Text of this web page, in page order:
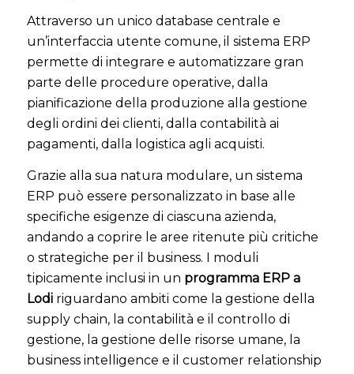
Attraverso un unico database centrale e
un’interfaccia utente comune, il sistema ERP
permette di integrare e automatizzare gran
parte delle procedure operative, dalla
pianificazione della produzione alla gestione
degli ordini dei clienti, dalla contabilità ai
pagamenti, dalla logistica agli acquisti.
Grazie alla sua natura modulare, un sistema
ERP può essere personalizzato in base alle
specifiche esigenze di ciascuna azienda,
andando a coprire le aree ritenute più critiche
o strategiche per il business. I moduli
tipicamente inclusi in un programma ERP a
Lodi riguardano ambiti come la gestione della
supply chain, la contabilità e il controllo di
gestione, la gestione delle risorse umane, la
business intelligence e il customer relationship